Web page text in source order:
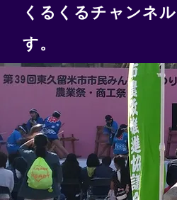
くるくるチャンネ
す。